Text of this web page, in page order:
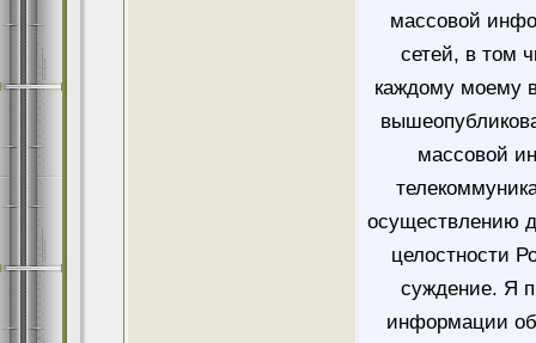
массовой
сетей, в том
каждому моему
массовой
осуществлению
целостности
суждение. Я
информации